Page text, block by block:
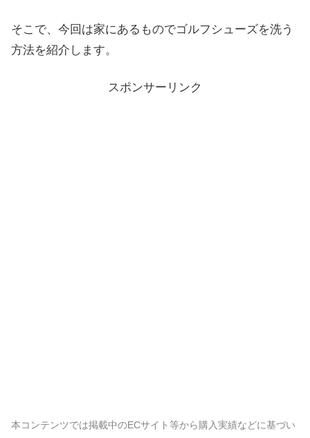
そこで、今回は家にあるものでゴルフシューズを洗う
方法を紹介します。
スポンサーリンク
本コンテンツでは掲載中のECサイト等から購入実績などに基づい